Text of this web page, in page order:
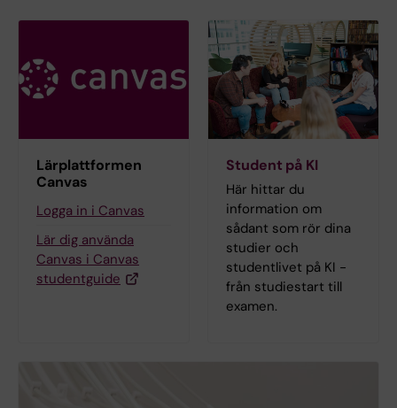
Lärplattformen
Canvas
Logga in i Canvas
Lär dig använda
Canvas i Canvas
studentguide
Student på KI
Här hittar du
information om
sådant som rör dina
studier och
studentlivet på KI -
från studiestart till
examen.